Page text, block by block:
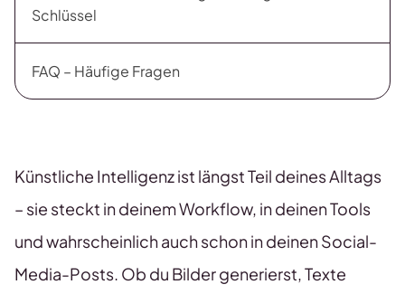
Schlüssel
FAQ – Häufige Fragen
Künstliche Intelligenz ist längst Teil deines Alltags
– sie steckt in deinem Workflow, in deinen Tools
und wahrscheinlich auch schon in deinen Social-
Media-Posts. Ob du Bilder generierst, Texte